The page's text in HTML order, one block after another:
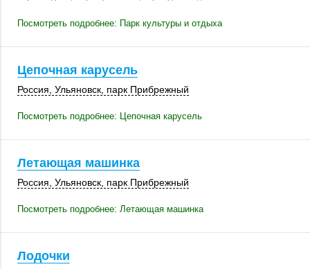
Посмотреть подробнее: Парк культуры и отдыха
Цепочная карусель
Россия Ульяновск парк Прибрежный
Посмотреть подробнее: Цепочная карусель
Летающая машинка
Россия Ульяновск парк Прибрежный
Посмотреть подробнее: Летающая машинка
Лодочки